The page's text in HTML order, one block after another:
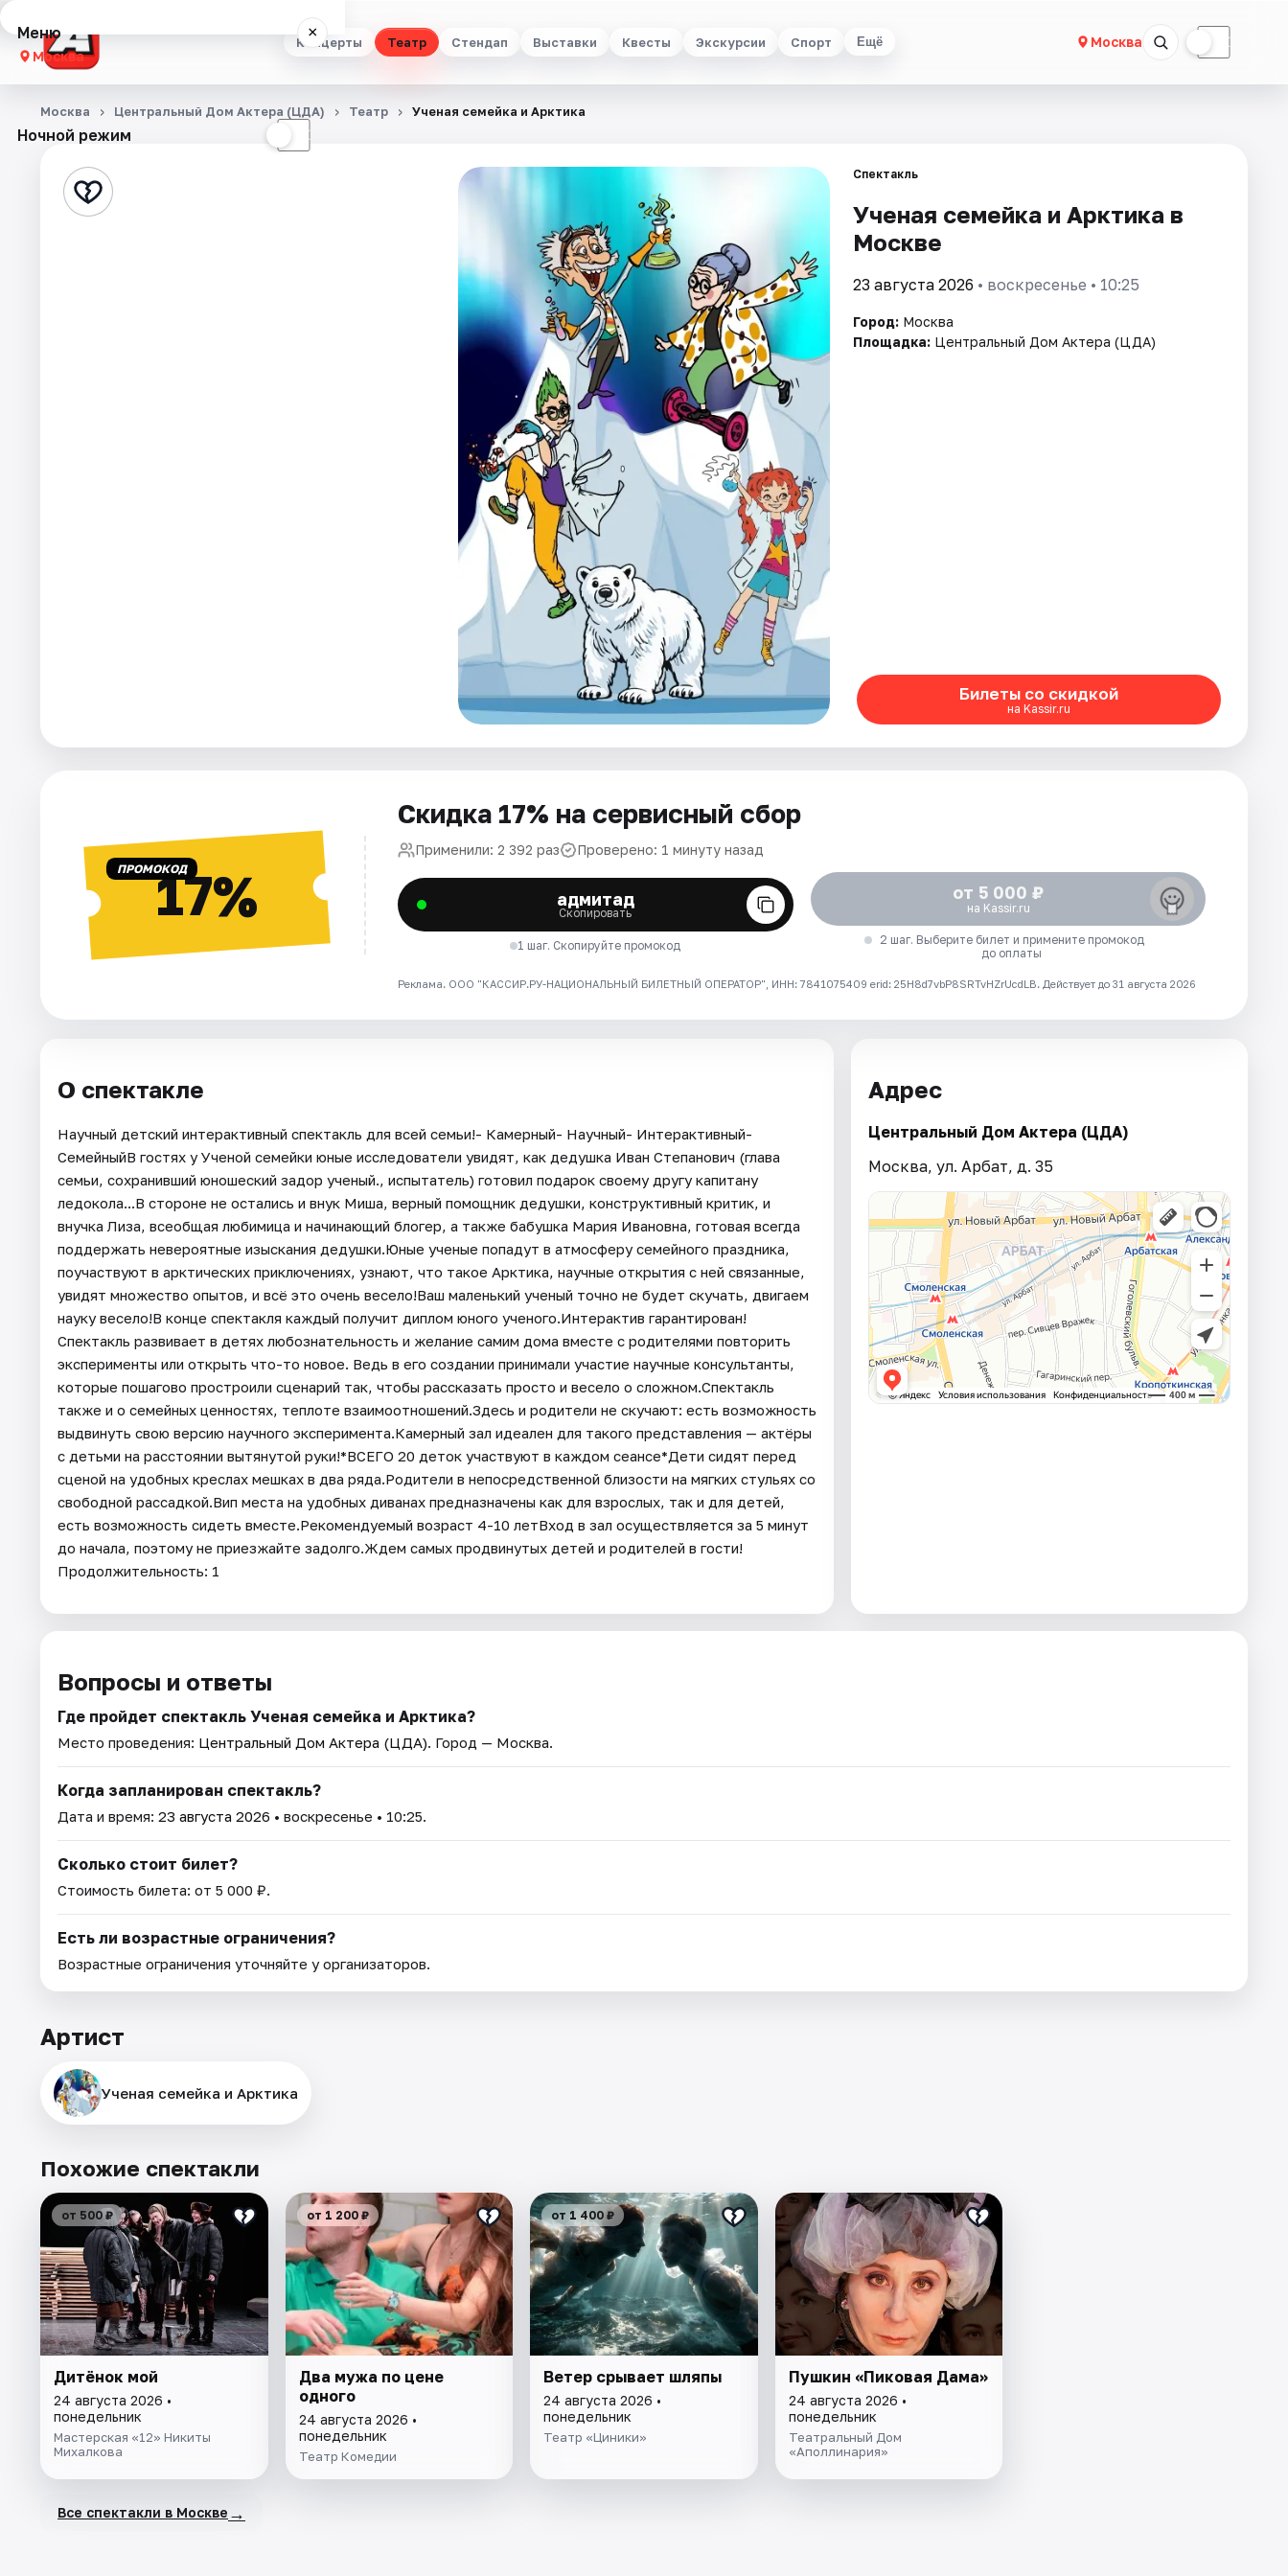
Концерты Театр Стендап Выставки Квесты Экскурсии Спорт Ещё Москва ☾
Меню ×
Москва
Концерты
Стендап
Ночной режим ☾
Москва Центральный Дом Актера (ЦДА) Театр Ученая семейка и Арктика
Спектакль
Ученая семейка и Арктика в
Москве
23 августа 2026 • воскресенье • 10:25
Город: Москва
Площадка: Центральный Дом Актера (ЦДА)
Билеты со скидкой
на Kassir.ru
ПРОМОКОД17%
Скидка 17% на сервисный сбор
Применили: 2 392 раз Проверено: 1 минуту назад
адмитад
Скопировать
1 шаг. Скопируйте промокод
от 5 000 ₽
на Kassir.ru
2 шаг. Выберите билет и примените промокод
до оплаты
Реклама. ООО "КАССИР.РУ-НАЦИОНАЛЬНЫЙ БИЛЕТНЫЙ ОПЕРАТОР", ИНН: 7841075409 erid: 25H8d7vbP8SRTvHZrUcdLB. Действует до 31 августа 2026
О спектакле
Научный детский интерактивный спектакль для всей семьи!- Камерный- Научный- Интерактивный-
СемейныйВ гостях у Ученой семейки юные исследователи увидят, как дедушка Иван Степанович (глава
семьи, сохранивший юношеский задор ученый., испытатель) готовил подарок своему другу капитану
ледокола...В стороне не остались и внук Миша, верный помощник дедушки, конструктивный критик, и
внучка Лиза, всеобщая любимица и начинающий блогер, а также бабушка Мария Ивановна, готовая всегда
поддержать невероятные изыскания дедушки.Юные ученые попадут в атмосферу семейного праздника,
поучаствуют в арктических приключениях, узнают, что такое Арктика, научные открытия с ней связанные,
увидят множество опытов, и всё это очень весело!Ваш маленький ученый точно не будет скучать, двигаем
науку весело!В конце спектакля каждый получит диплом юного ученого.Интерактив гарантирован!
Спектакль развивает в детях любознательность и желание самим дома вместе с родителями повторить
эксперименты или открыть что-то новое. Ведь в его создании принимали участие научные консультанты,
которые пошагово простроили сценарий так, чтобы рассказать просто и весело о сложном.Спектакль
также и о семейных ценностях, теплоте взаимоотношений.Здесь и родители не скучают: есть возможность
выдвинуть свою версию научного эксперимента.Камерный зал идеален для такого представления — актёры
с детьми на расстоянии вытянутой руки!*ВСЕГО 20 деток участвуют в каждом сеансе*Дети сидят перед
сценой на удобных креслах мешках в два ряда.Родители в непосредственной близости на мягких стульях со
свободной рассадкой.Вип места на удобных диванах предназначены как для взрослых, так и для детей,
есть возможность сидеть вместе.Рекомендуемый возраст 4-10 летВход в зал осуществляется за 5 минут
до начала, поэтому не приезжайте задолго.Ждем самых продвинутых детей и родителей в гости!
Продолжительность: 1
Адрес
Центральный Дом Актера (ЦДА)
Москва, ул. Арбат, д. 35
Вопросы и ответы
Где пройдет спектакль Ученая семейка и Арктика?
Место проведения: Центральный Дом Актера (ЦДА). Город — Москва.
Когда запланирован спектакль?
Дата и время: 23 августа 2026 • воскресенье • 10:25.
Сколько стоит билет?
Стоимость билета: от 5 000 ₽.
Есть ли возрастные ограничения?
Возрастные ограничения уточняйте у организаторов.
Артист
Ученая семейка и Арктика
Похожие спектакли
от 500 ₽
Дитёнок мой
24 августа 2026 •
понедельник
Мастерская «12» Никиты
Михалкова
от 1 200 ₽
Два мужа по цене
одного
24 августа 2026 •
понедельник
Театр Комедии
от 1 400 ₽
Ветер срывает шляпы
24 августа 2026 •
понедельник
Театр «Циники»
Пушкин «Пиковая Дама»
24 августа 2026 •
понедельник
Театральный Дом
«Аполлинария»
Все спектакли в Москве →